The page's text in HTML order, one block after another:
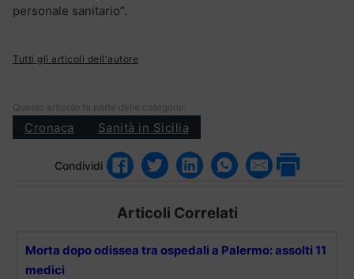
personale sanitario”.
Tutti gli articoli dell'autore
Questo articolo fa parte delle categorie:
Cronaca Sanità in Sicilia
Condividi
Articoli Correlati
Morta dopo odissea tra ospedali a Palermo: assolti 11
medici